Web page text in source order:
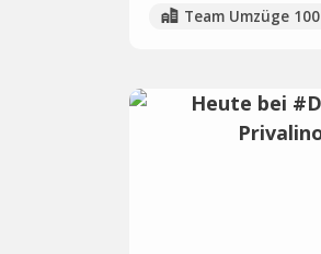
Team Umzüge 100